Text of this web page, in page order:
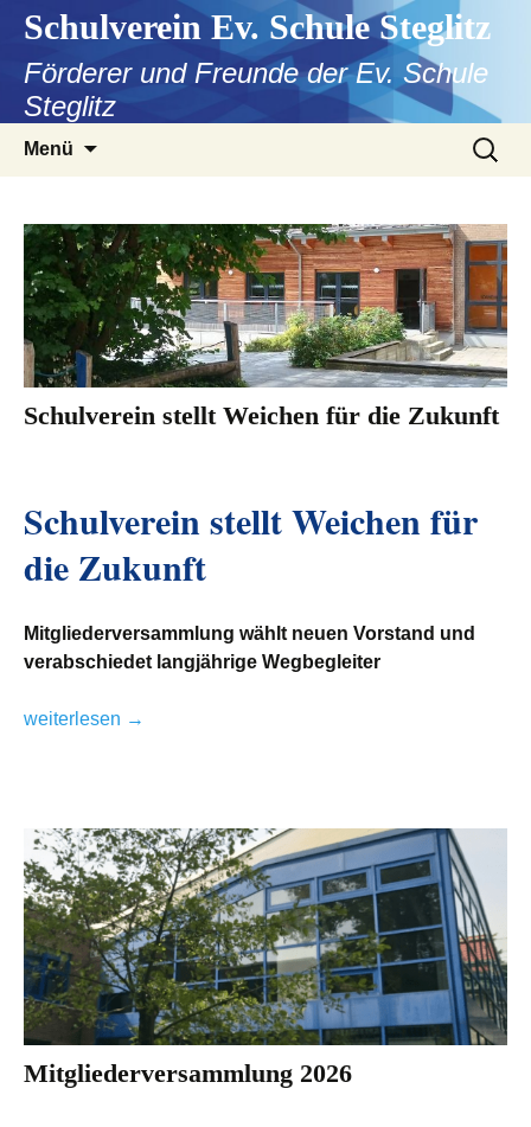
Zum
Inhalt
springen
Schulverein Ev. Schule Steglitz
Förderer und Freunde der Ev. Schule
Steglitz
Menü
Suchen
nach:
Schulverein stellt Weichen für die Zukunft
Schulverein stellt Weichen für
die Zukunft
Mitgliederversammlung wählt neuen Vorstand und
verabschiedet langjährige Wegbegleiter
Schulverein stellt Weichen für die Zukunft
weiterlesen →
Mitgliederversammlung 2026